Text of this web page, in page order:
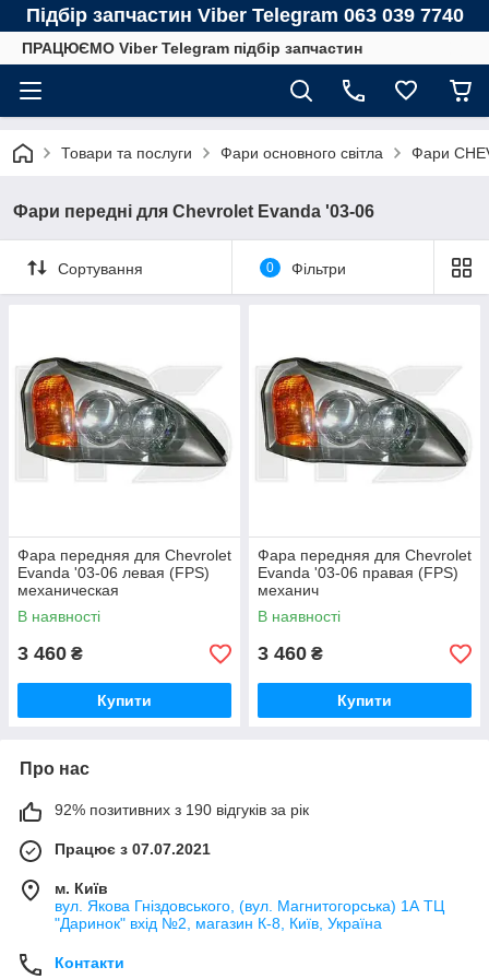
Підбір запчастин Viber Telegram 063 039 7740
ПРАЦЮЄМО Viber Telegram підбір запчастин
Товари та послуги Фари основного світла Фари
Фари передні для Chevrolet Evanda '03-06
Сортування 0 Фільтри
Фара передняя для Chevrolet
Evanda '03-06 левая (FPS)
механическая
В наявності
3 460 ₴
Купити
Фара передняя для Chevrolet
Evanda '03-06 правая (FPS)
механич
В наявності
3 460 ₴
Купити
Про нас
92% позитивних з 190 відгуків за рік
Працює з 07.07.2021
м. Київ
вул. Якова Гніздовського, (вул. Магнитогорська) 1А ТЦ
"Даринок" вхід №2, магазин К-8, Київ, Україна
Контакти